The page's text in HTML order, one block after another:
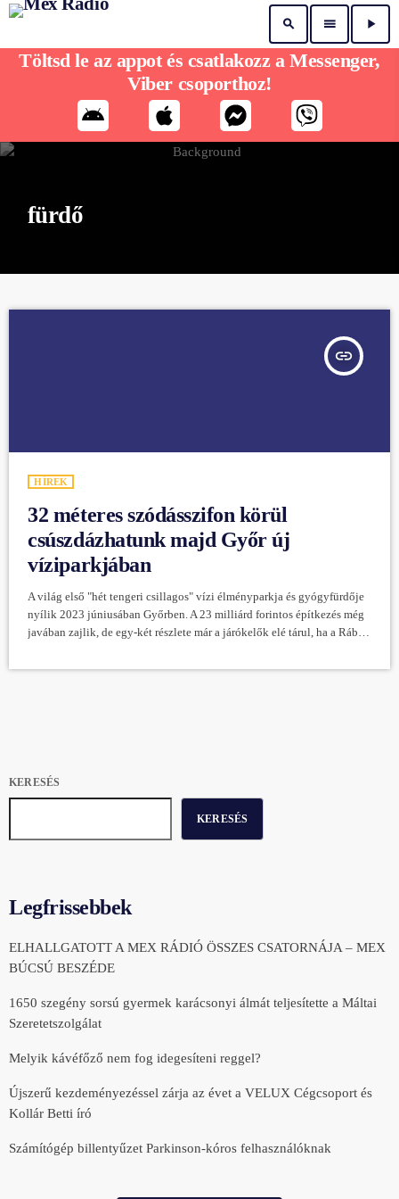
search menu play_arrow
fürdő
insert_link
HÍREK
32 méteres szódásszifon körül
csúszdázhatunk majd Győr új
víziparkjában
A világ első "hét tengeri csillagos" vízi élményparkja és gyógyfürdője
nyílik 2023 júniusában Győrben. A 23 milliárd forintos építkezés még
javában zajlik, de egy-két részlete már a járókelők elé tárul, ha a Rába
fürdő felé sétálnak. „A csúszdaparkunk központi eleme, a 32 méter
KERESÉS
KERESÉS
Legfrissebbek
ELHALLGATOTT A MEX RÁDIÓ ÖSSZES CSATORNÁJA – MEX
BÚCSÚ BESZÉDE
1650 szegény sorsú gyermek karácsonyi álmát teljesítette a Máltai
Szeretetszolgálat
Melyik kávéfőző nem fog idegesíteni reggel?
Újszerű kezdeményezéssel zárja az évet a VELUX Cégcsoport és
Kollár Betti író
Számítógép billentyűzet Parkinson-kóros felhasználóknak
Töltsd le az appot és csatlakozz a Messenger,
Viber csoporthoz!